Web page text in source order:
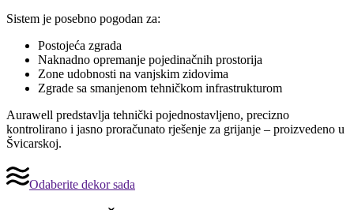
Sistem je posebno pogodan za:
Postojeća zgrada
Naknadno opremanje pojedinačnih prostorija
Zone udobnosti na vanjskim zidovima
Zgrade sa smanjenom tehničkom infrastrukturom
Aurawell predstavlja tehnički pojednostavljeno, precizno
kontrolirano i jasno proračunato rješenje za grijanje – proizvedeno u
Švicarskoj.
Odaberite dekor sada